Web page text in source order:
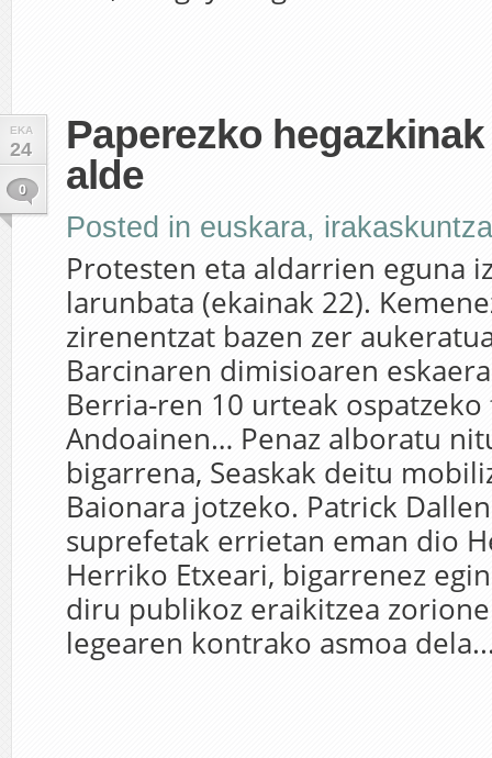
EKA
24
0
Paperezko
alde
Posted in euskara, irakaskuntza
Protesten eta aldarrien eguna
larunbata (ekainak 22).
zirenentzat bazen zer
Barcinaren dimisioaren
Berria-ren 10 urteak ospatzeko
Andoainen… Penaz alboratu
bigarrena, Seaskak deitu
Baionara jotzeko. Patrick
suprefetak errietan eman dio
Herriko Etxeari, bigarrenez
diru publikoz eraikitzea
legearen kontrako asmoa